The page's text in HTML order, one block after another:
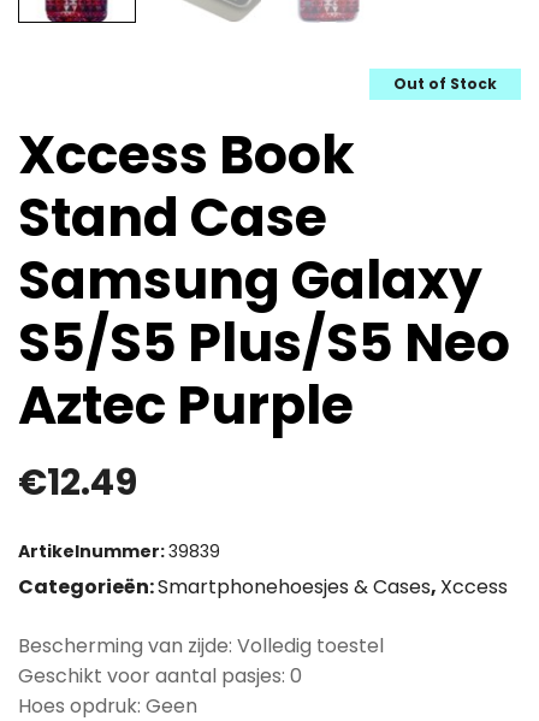
Out of Stock
Xccess Book
Stand Case
Samsung Galaxy
S5/S5 Plus/S5 Neo
Aztec Purple
€12.49
Artikelnummer:39839
Categorieën:Smartphonehoesjes & Cases, Xccess
Bescherming van zijde: Volledig toestel
Geschikt voor aantal pasjes: 0
Hoes opdruk: Geen